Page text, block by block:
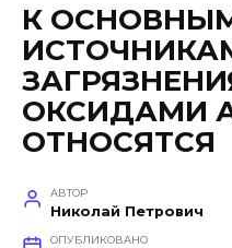
К
ОКСИДАМИ
ОТНОСЯТСЯ
АВТОР
Николай Петрович
ОПУБЛИКОВАНО